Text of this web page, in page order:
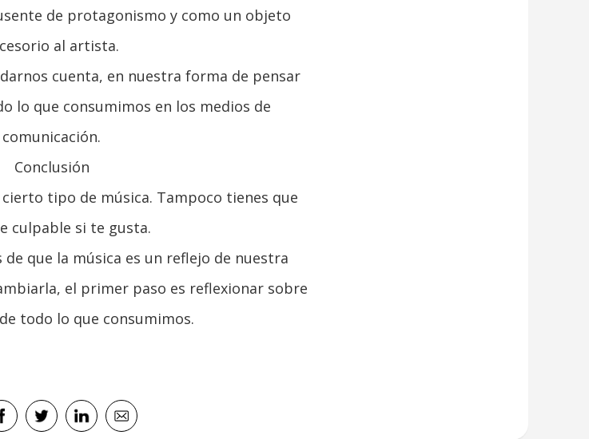
de protagonismo y como un objeto
al artista.
cuenta, en nuestra forma de pensar
lo que consumimos en los medios de
comunicación.
Conclusión
cierto tipo de música. Tampoco tienes que
culpable si te gusta.
que la música es un reflejo de nuestra
el primer paso es reflexionar sobre
todo lo que consumimos.